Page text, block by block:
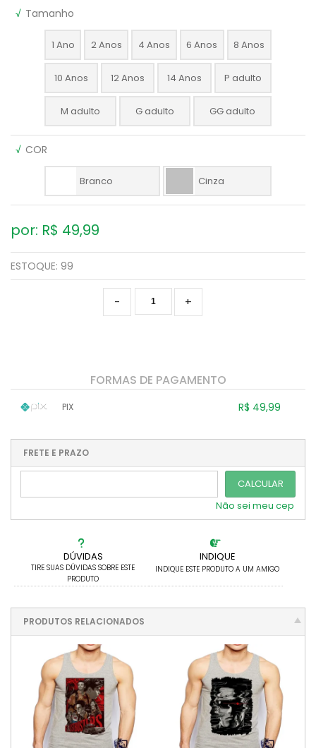
√ Tamanho
1 Ano 2 Anos 4 Anos 6 Anos 8 Anos
10 Anos 12 Anos 14 Anos P adulto
M adulto G adulto GG adulto
√ COR
Branco Cinza
DÚVIDAS
TIRE SUAS DÚVIDAS SOBRE ESTE
PRODUTO
INDIQUE
INDIQUE ESTE PRODUTO A UM AMIGO
por: R$ 49,99
ESTOQUE: 99
+
-
FORMAS DE PAGAMENTO
PIX R$ 49,99
...
....
FRETE E PRAZO
CALCULAR
Não sei meu cep
PRODUTOS RELACIONADOS